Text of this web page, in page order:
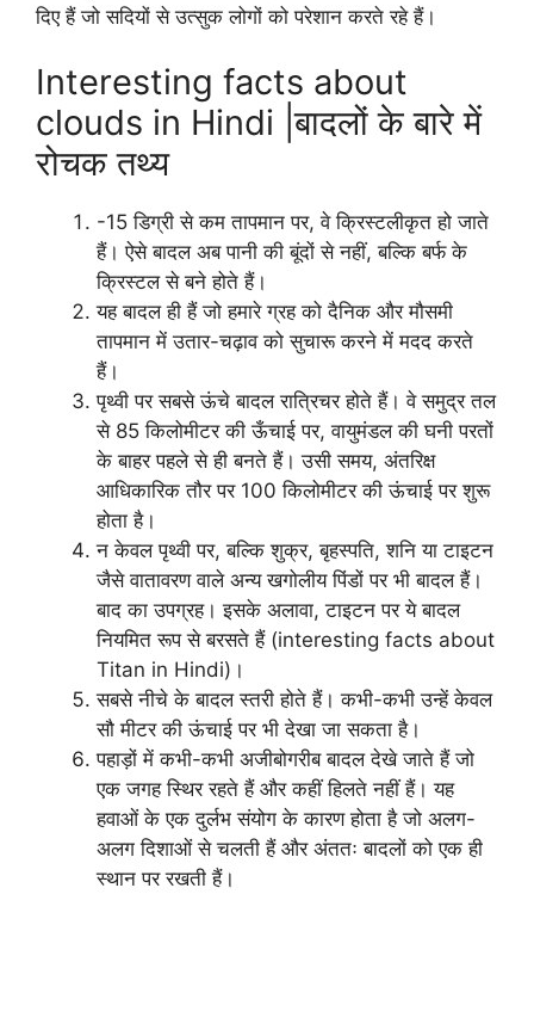
दिए हैं जो सदियों से उत्सुक लोगों को परेशान करते रहे हैं।
Interesting facts about
clouds in Hindi |बादलों के बारे में
रोचक तथ्य
-15 डिग्री से कम तापमान पर, वे क्रिस्टलीकृत हो जाते
हैं। ऐसे बादल अब पानी की बूंदों से नहीं, बल्कि बर्फ के
क्रिस्टल से बने होते हैं।
यह बादल ही हैं जो हमारे ग्रह को दैनिक और मौसमी
तापमान में उतार-चढ़ाव को सुचारू करने में मदद करते
हैं।
पृथ्वी पर सबसे ऊंचे बादल रात्रिचर होते हैं। वे समुद्र तल
से 85 किलोमीटर की ऊँचाई पर, वायुमंडल की घनी परतों
के बाहर पहले से ही बनते हैं। उसी समय, अंतरिक्ष
आधिकारिक तौर पर 100 किलोमीटर की ऊंचाई पर शुरू
होता है।
न केवल पृथ्वी पर, बल्कि शुक्र, बृहस्पति, शनि या टाइटन
जैसे वातावरण वाले अन्य खगोलीय पिंडों पर भी बादल हैं।
बाद का उपग्रह। इसके अलावा, टाइटन पर ये बादल
नियमित रूप से बरसते हैं (interesting facts about
Titan in Hindi)।
सबसे नीचे के बादल स्तरी होते हैं। कभी-कभी उन्हें केवल
सौ मीटर की ऊंचाई पर भी देखा जा सकता है।
पहाड़ों में कभी-कभी अजीबोगरीब बादल देखे जाते हैं जो
एक जगह स्थिर रहते हैं और कहीं हिलते नहीं हैं। यह
हवाओं के एक दुर्लभ संयोग के कारण होता है जो अलग-
अलग दिशाओं से चलती हैं और अंततः बादलों को एक ही
स्थान पर रखती हैं।